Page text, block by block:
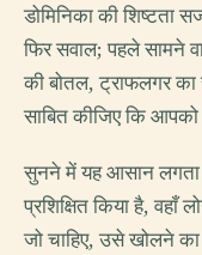
डोमिनिका की शिष्टता
फिर सवाल; पहले सामने
की बोतल, ट्राफलगर का
साबित कीजिए कि आपको
सुनने में यह आसान लगता
प्रशिक्षित किया है, वहाँ
जो चाहिए, उसे खोलने का